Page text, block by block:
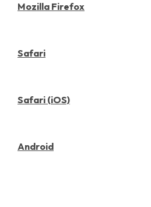
Mozilla Firefox
Safari
Safari (iOS)
Android